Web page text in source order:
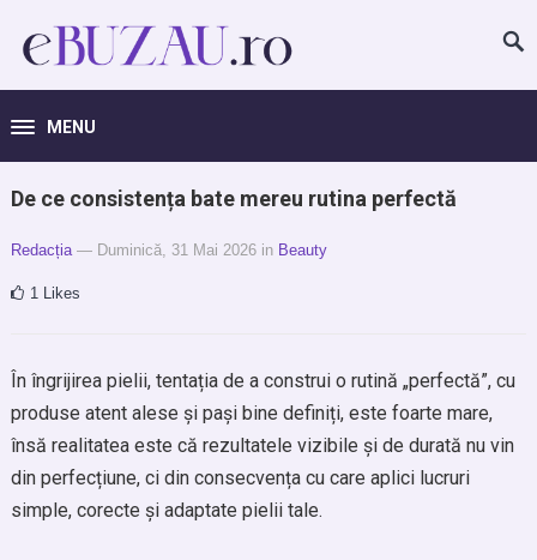
MENU
De ce consistența bate mereu rutina perfectă
Redacția — Duminică, 31 Mai 2026 in Beauty
1 Likes
În îngrijirea pielii, tentația de a construi o rutină „perfectă”, cu
produse atent alese și pași bine definiți, este foarte mare,
însă realitatea este că rezultatele vizibile și de durată nu vin
din perfecțiune, ci din consecvența cu care aplici lucruri
simple, corecte și adaptate pielii tale.